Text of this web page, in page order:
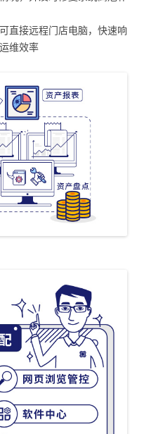
直接远程门店电脑，快速响
维效率